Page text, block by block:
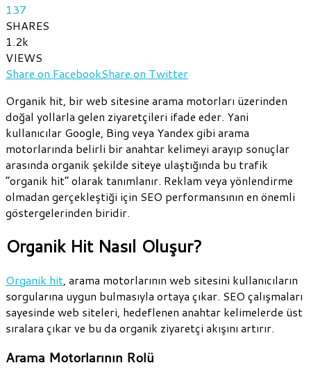
137
SHARES
1.2k
VIEWS
Share on FacebookShare on Twitter
Organik hit, bir web sitesine arama motorları üzerinden
doğal yollarla gelen ziyaretçileri ifade eder. Yani
kullanıcılar Google, Bing veya Yandex gibi arama
motorlarında belirli bir anahtar kelimeyi arayıp sonuçlar
arasında organik şekilde siteye ulaştığında bu trafik
“organik hit” olarak tanımlanır. Reklam veya yönlendirme
olmadan gerçekleştiği için SEO performansının en önemli
göstergelerinden biridir.
Organik Hit Nasıl Oluşur?
Organik hit, arama motorlarının web sitesini kullanıcıların
sorgularına uygun bulmasıyla ortaya çıkar. SEO çalışmaları
sayesinde web siteleri, hedeflenen anahtar kelimelerde üst
sıralara çıkar ve bu da organik ziyaretçi akışını artırır.
Arama Motorlarının Rolü